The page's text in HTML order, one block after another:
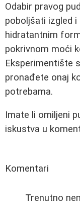
Odabir pravog
poboljšati izgled i
hidratantnim
pokrivnom moći
Eksperimentište
pronađete onaj
potrebama.
Imate li omiljeni
iskustva u
Komentari
Trenutno